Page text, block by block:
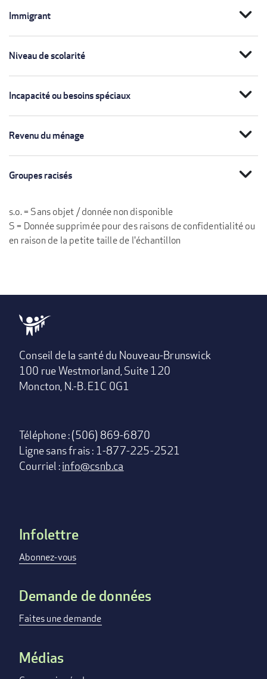
Immigrant expand_more
Niveau de scolarité expand_more
Incapacité ou besoins spéciaux expand_more
Revenu du ménage expand_more
Groupes racisés expand_more
s.o. = Sans objet / donnée non disponible
S = Donnée supprimée pour des raisons de confidentialité ou
en raison de la petite taille de l'échantillon
Conseil de la santé du Nouveau-Brunswick
100 rue Westmorland, Suite 120
Moncton, N.-B. E1C 0G1
Téléphone : (506) 869-6870
Ligne sans frais : 1-877-225-2521
Courriel :info@csnb.ca
Footer
menu
Infolettre
Abonnez-vous
Demande de données
Faites une demande
Médias